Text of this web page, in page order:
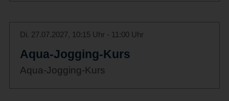
Di. 27.07.2027, 10:15 Uhr - 11:00 Uhr
Aqua-Jogging-Kurs
Aqua-Jogging-Kurs